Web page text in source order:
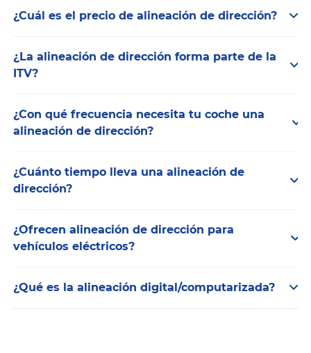
¿Cuál es el precio de alineación de dirección?
¿La alineación de dirección forma parte de la
ITV?
¿Con qué frecuencia necesita tu coche una
alineación de dirección?
¿Cuánto tiempo lleva una alineación de
dirección?
¿Ofrecen alineación de dirección para
vehículos eléctricos?
¿Qué es la alineación digital/computarizada?